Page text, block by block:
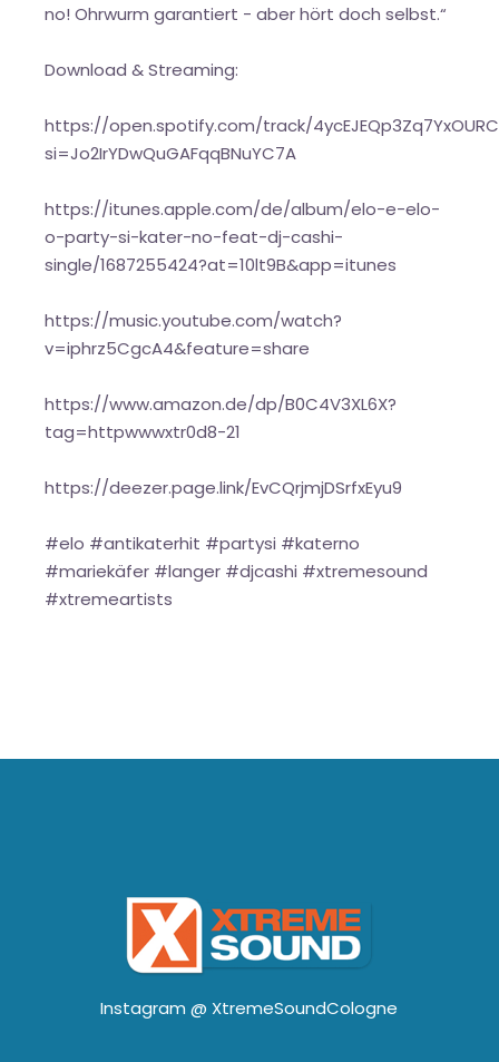
no! Ohrwurm garantiert - aber hört doch selbst.“
Download & Streaming:
https://open.spotify.com/track/
si=Jo2IrYDwQuGAFqqBNuYC7A
https://itunes.apple.com/de/album/elo-e-elo-
o-party-si-kater-no-feat-dj-cashi-
single/1687255424?at=10lt9B&app=itunes
https://music.youtube.com/watch?
v=iphrz5CgcA4&feature=share
https://www.amazon.de/dp/B0C4V3XL6X?
tag=httpwwwxtr0d8-21
https://deezer.page.link/EvCQrjmjDSrfxEyu9
#elo #antikaterhit #partysi #katerno
#mariekäfer #langer #djcashi #xtremesound
#xtremeartists
Instagram @ XtremeSoundCologne